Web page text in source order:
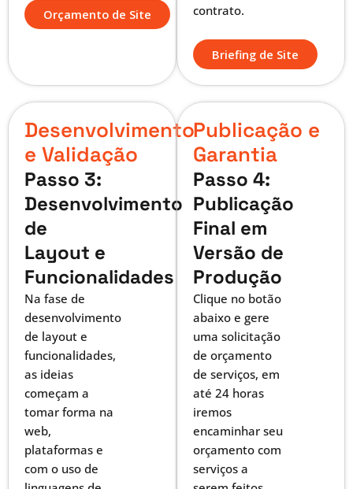
Orçamento de Site
contrato.
Briefing de Site
Desenvolvimento
e Validação
Passo 3:
Desenvolvimento
de
Layout e
Funcionalidades
Na fase de
desenvolvimento
de layout e
funcionalidades,
as ideias
começam a
tomar forma na
web,
plataformas e
com o uso de
Publicação e
Garantia
Passo 4:
Publicação
Final em
Versão de
Produção
Clique no botão
abaixo e gere
uma solicitação
de orçamento
de serviços, em
até 24 horas
iremos
encaminhar seu
orçamento com
serviços a